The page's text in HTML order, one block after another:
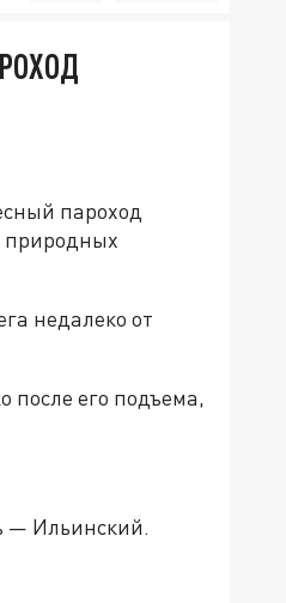
пароход
природных
недалеко от
после его подъема,
— Ильинский.